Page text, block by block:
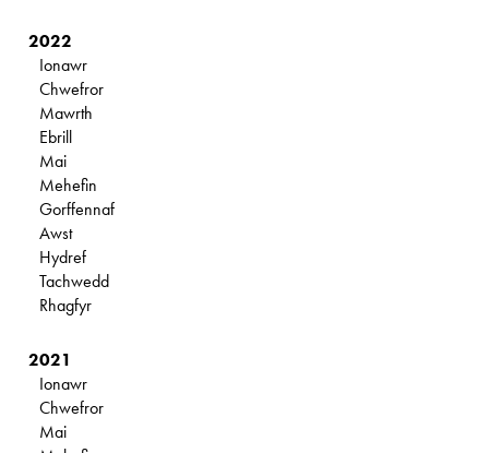
2022
Ionawr
Chwefror
Mawrth
Ebrill
Mai
Mehefin
Gorffennaf
Awst
Hydref
Tachwedd
Rhagfyr
2021
Ionawr
Chwefror
Mai